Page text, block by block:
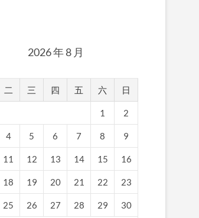
2026 年 8 月
二 三 四 五 六 日
1 2
4 5 6 7 8 9
11 12 13 14 15 16
18 19 20 21 22 23
25 26 27 28 29 30